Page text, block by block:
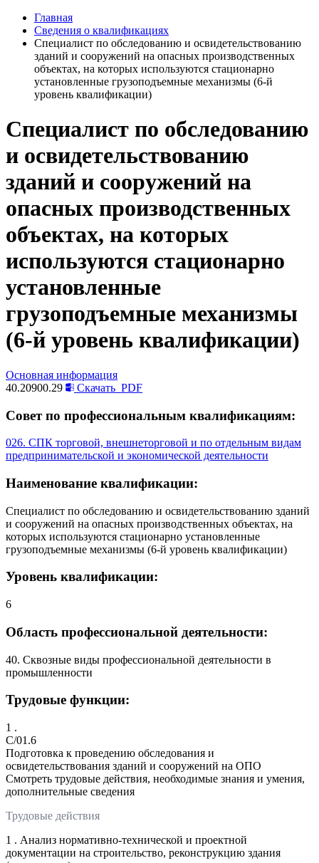
Главная
Сведения о квалификациях
Специалист по обследованию и освидетельствованию
зданий и сооружений на опасных производственных
объектах, на которых используются стационарно
установленные грузоподъемные механизмы (6-й
уровень квалификации)
Специалист по обследованию
и освидетельствованию
зданий и сооружений на
опасных производственных
объектах, на которых
используются стационарно
установленные
грузоподъемные механизмы
(6-й уровень квалификации)
Основная информация
40.20900.29
Скачать PDF
Совет по профессиональным квалификациям:
026. СПК торговой, внешнеторговой и по отдельным видам
предпринимательской и экономической деятельности
Наименование квалификации:
Специалист по обследованию и освидетельствованию зданий
и сооружений на опасных производственных объектах, на
которых используются стационарно установленные
грузоподъемные механизмы (6-й уровень квалификации)
Уровень квалификации:
6
Область профессиональной деятельности:
40. Сквозные виды профессиональной деятельности в
промышленности
Трудовые функции:
1 .
C/01.6
Подготовка к проведению обследования и
освидетельствования зданий и сооружений на ОПО
Смотреть трудовые действия, необходимые знания и умения,
дополнительные сведения
Трудовые действия
1 . Анализ нормативно-технической и проектной
документации на строительство, реконструкцию здания